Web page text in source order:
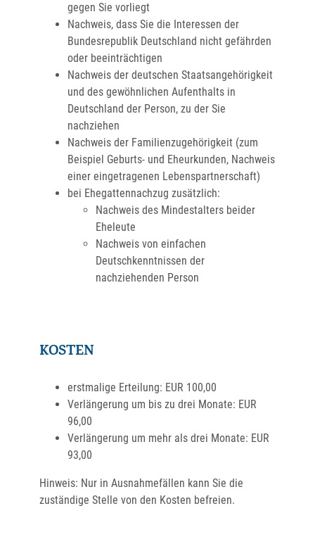
gegen Sie vorliegt
Nachweis, dass Sie die Interessen der
Bundesrepublik Deutschland nicht gefährden
oder beeinträchtigen
Nachweis der deutschen Staatsangehörigkeit
und des gewöhnlichen Aufenthalts in
Deutschland der Person, zu der Sie
nachziehen
Nachweis der Familienzugehörigkeit (zum
Beispiel Geburts- und Eheurkunden, Nachweis
einer eingetragenen Lebenspartnerschaft)
bei Ehegattennachzug zusätzlich:
Nachweis des Mindestalters beider
Eheleute
Nachweis von einfachen
Deutschkenntnissen der
nachziehenden Person
KOSTEN
erstmalige Erteilung: EUR 100,00
Verlängerung um bis zu drei Monate: EUR
96,00
Verlängerung um mehr als drei Monate: EUR
93,00
Hinweis: Nur in Ausnahmefällen kann Sie die
zuständige Stelle von den Kosten befreien.